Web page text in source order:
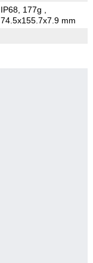
IP68, 177g
74.5x155.7x7.9 mm